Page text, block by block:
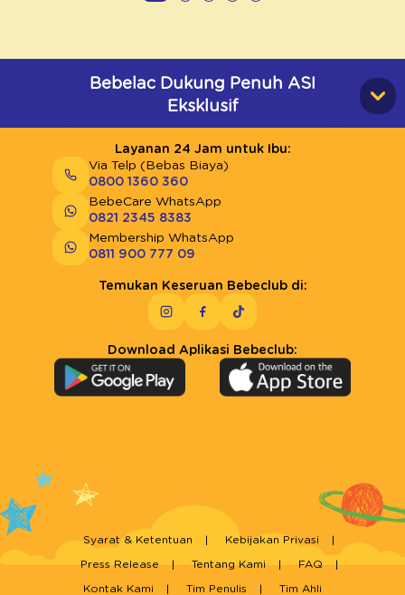
Bebelac Dukung Penuh ASI
Eksklusif
Layanan 24 Jam untuk Ibu:
Via Telp (Bebas Biaya)
0800 1360 360
BebeCare WhatsApp
0821 2345 8383
Membership WhatsApp
0811 900 777 09
Temukan Keseruan Bebeclub di:
Download Aplikasi Bebeclub:
Syarat & Ketentuan Kebijakan Privasi
Press Release Tentang Kami FAQ
Kontak Kami Tim Penulis Tim Ahli